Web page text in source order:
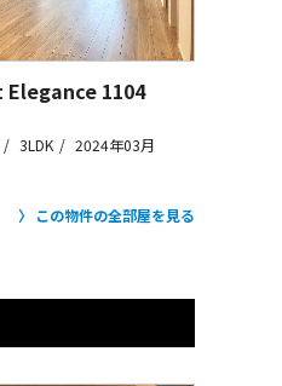
Elegance 1104
3LDK 2024年03月
この物件の全部屋を見る